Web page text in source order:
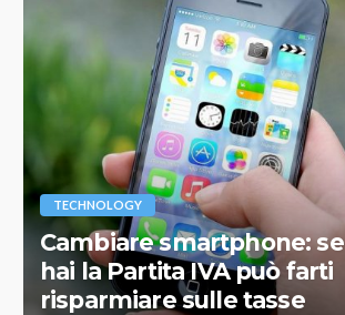
TECHNOLOGY
Cambiare smartphone: se
hai la Partita IVA può farti
risparmiare sulle tasse